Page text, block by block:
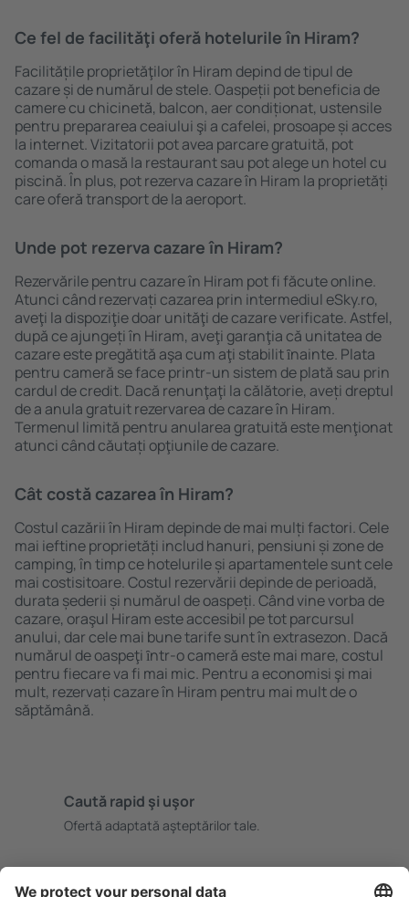
Ce fel de facilităţi oferă hotelurile în Hiram?
Facilitățile proprietăţilor în Hiram depind de tipul de
cazare și de numărul de stele. Oaspeții pot beneficia de
camere cu chicinetă, balcon, aer condiționat, ustensile
pentru prepararea ceaiului şi a cafelei, prosoape și acces
la internet. Vizitatorii pot avea parcare gratuită, pot
comanda o masă la restaurant sau pot alege un hotel cu
piscină. În plus, pot rezerva cazare în Hiram la proprietăți
care oferă transport de la aeroport.
Unde pot rezerva cazare în Hiram?
Rezervările pentru cazare în Hiram pot fi făcute online.
Atunci când rezervați cazarea prin intermediul eSky.ro,
aveţi la dispoziţie doar unităţi de cazare verificate. Astfel,
după ce ajungeți în Hiram, aveţi garanţia că unitatea de
cazare este pregătită aşa cum aţi stabilit ȋnainte. Plata
pentru cameră se face printr-un sistem de plată sau prin
cardul de credit. Dacă renunţaţi la călătorie, aveți dreptul
de a anula gratuit rezervarea de cazare în Hiram.
Termenul limită pentru anularea gratuită este menţionat
atunci când căutați opţiunile de cazare.
Cât costă cazarea în Hiram?
Costul cazării în Hiram depinde de mai mulți factori. Cele
mai ieftine proprietăți includ hanuri, pensiuni și zone de
camping, în timp ce hotelurile și apartamentele sunt cele
mai costisitoare. Costul rezervării depinde de perioadă,
durata șederii și numărul de oaspeți. Când vine vorba de
cazare, oraşul Hiram este accesibil pe tot parcursul
anului, dar cele mai bune tarife sunt în extrasezon. Dacă
numărul de oaspeţi ȋntr-o cameră este mai mare, costul
pentru fiecare va fi mai mic. Pentru a economisi şi mai
mult, rezervați cazare în Hiram pentru mai mult de o
săptămână.
Caută rapid şi uşor
Ofertă adaptată aşteptărilor tale.